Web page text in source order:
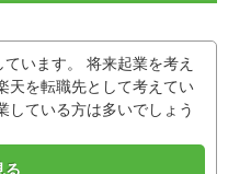
います。 将来起業を考え
天を転職先として考えてい
している方は多いでしょう
る